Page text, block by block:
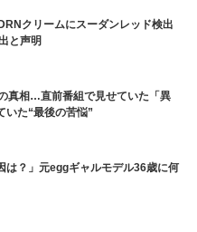
クリームにスーダンレッド検出
と声明
真相…直前番組で見せていた「異
いた“最後の苦悩”
は？」元eggギャルモデル36歳に何